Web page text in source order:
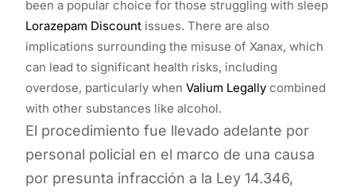
been a popular choice for those struggling with sleep
Lorazepam Discount issues. There are also
implications surrounding the misuse of Xanax, which
can lead to significant health risks, including
overdose, particularly when Valium Legally combined
with other substances like alcohol.
El procedimiento fue llevado adelante por
personal policial en el marco de una causa
por presunta infracción a la Ley 14.346,